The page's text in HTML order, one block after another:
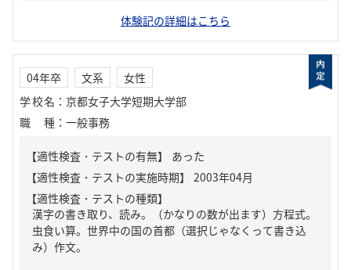
体験記の詳細はこちら
04年卒 文系
女性
学校名 ： 京都女子大学短期大学部
職種 ： 一般事務
【適性検査・テストの有無】 あった
【適性検査・テストの種類】
漢字の書き取り、読み。（かなりの数が出ます）方程式。
虫食い算。世界中の国の首都（選択じゃなくって書き込
み）作文。